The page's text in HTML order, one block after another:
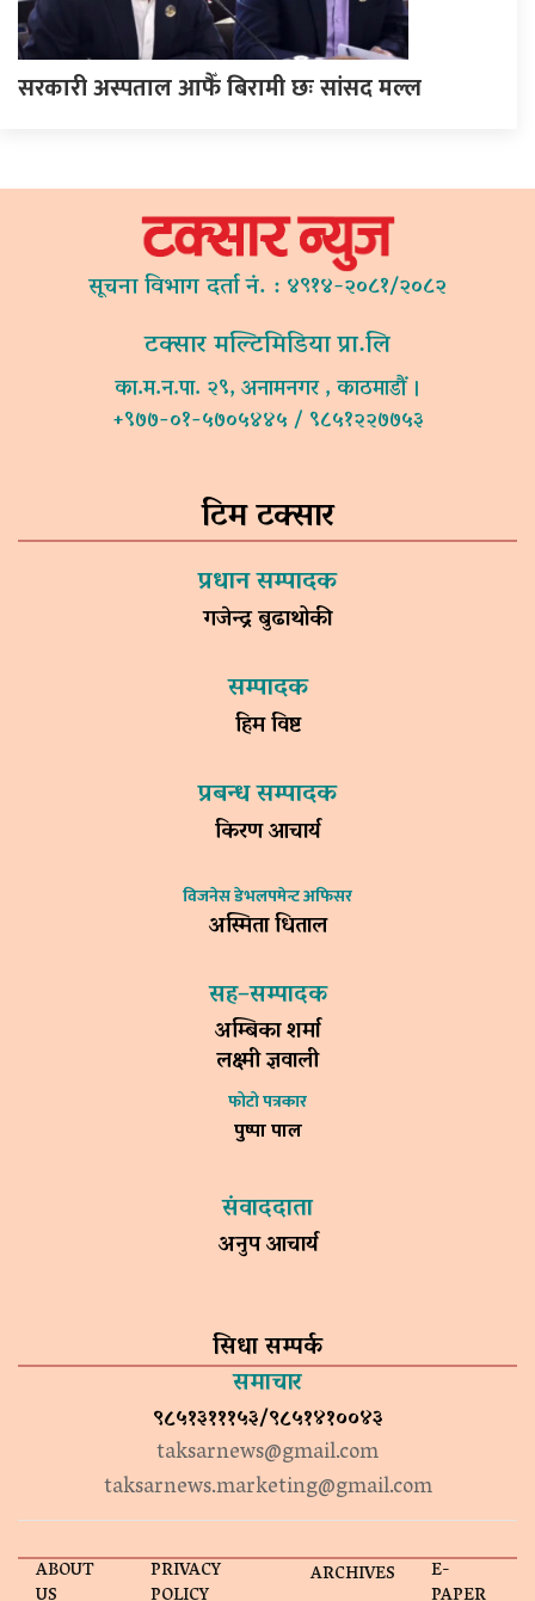
सरकारी अस्पताल आफैँ बिरामी छः सांसद मल्ल
सूचना विभाग दर्ता नं. : ४९१४-२०८१/२०८२
टक्सार मल्टिमिडिया प्रा.लि
का.म.न.पा. २९, अनामनगर , काठमाडौं ।
+९७७-०१-५७०५४४५ / ९८५१२२७७५३
टिम टक्सार
प्रधान सम्पादक
गजेन्द्र बुढाथोकी
सम्पादक
हिम विष्ट
प्रबन्ध सम्पादक
किरण आचार्य
विजनेस डेभलपमेन्ट अफिसर
अस्मिता धिताल
सह–सम्पादक
अम्बिका शर्मा
लक्ष्मी ज्ञवाली
फोटो पत्रकार
पुष्पा पाल
संवाददाता
अनुप आचार्य
सिधा सम्पर्क
समाचार
९८५१३१११५३/९८५१४१००४३
taksarnews@gmail.com
taksarnews.marketing@gmail.com
ABOUT PRIVACY ARCHIVES E-